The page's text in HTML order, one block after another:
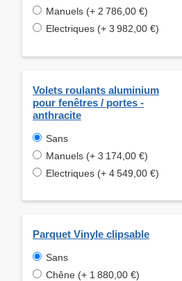
Manuels (+ 2 786,00 €)
Electriques (+ 3 982,00 €)
Volets roulants aluminium
pour fenêtres / portes -
anthracite
Sans
Manuels (+ 3 174,00 €)
Electriques (+ 4 549,00 €)
Parquet Vinyle clipsable
Sans
Chêne (+ 1 880,00 €)